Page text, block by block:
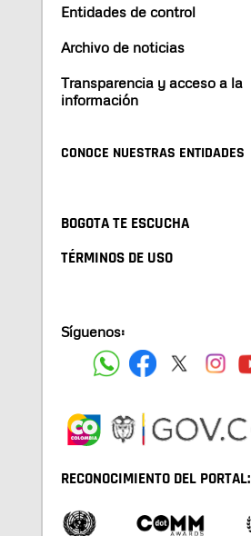
Entidades de control
Archivo de noticias
Transparencia y acceso a la
información
CONOCE NUESTRAS ENTIDADES
BOGOTA TE ESCUCHA
TÉRMINOS DE USO
Síguenos:
RECONOCIMIENTO DEL PORTAL: